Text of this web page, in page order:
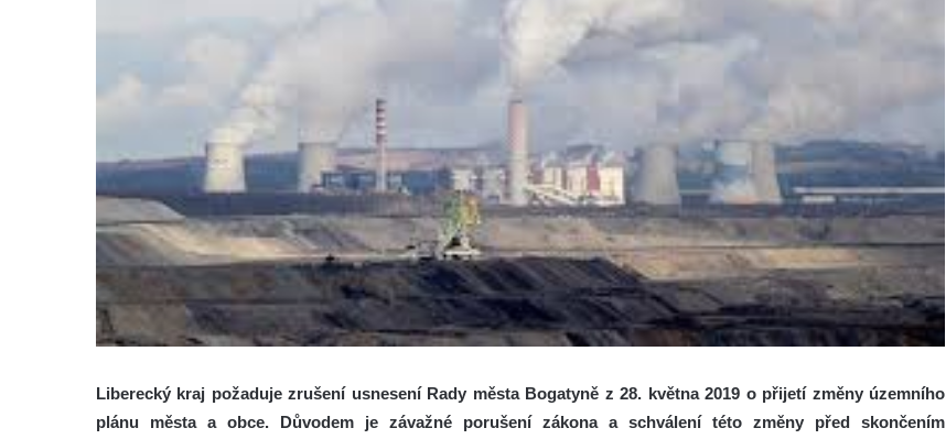
Liberecký kraj požaduje zrušení usnesení Rady města Bogatyně z 28. května 2019 o přijetí změny územního
plánu města a obce. Důvodem je závažné porušení zákona a schválení této změny před skončením